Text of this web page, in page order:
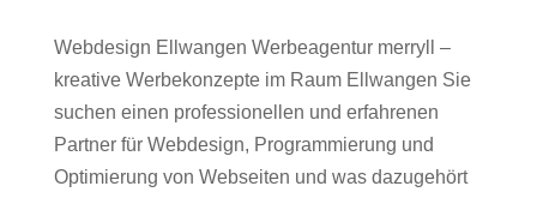
Webdesign Ellwangen Werbeagentur merryll –
kreative Werbekonzepte im Raum Ellwangen Sie
suchen einen professionellen und erfahrenen
Partner für Webdesign, Programmierung und
Optimierung von Webseiten und was dazugehört